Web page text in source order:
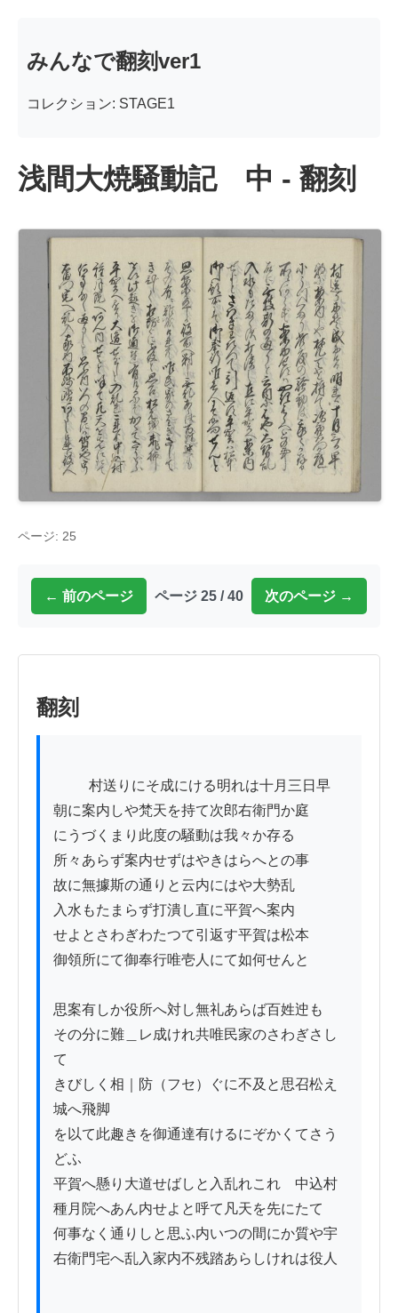
みんなで翻刻ver1
コレクション: STAGE1
浅間大焼騒動記 中 - 翻刻
ページ: 25
← 前のページ ページ 25 / 40 次のページ →
翻刻
朝に案内しや梵天を持て次郎右衛門か庭
にうづくまり此度の騒動は我々か存る
所々あらず案内せずはやきはらへとの事
故に無據斯の通りと云内にはや大勢乱
入水もたまらず打潰し直に平賀へ案内
せよとさわぎわたつて引返す平賀は松本
御領所にて御奉行唯壱人にて如何せんと
思案有しか役所へ対し無礼あらば百姓迚も
その分に難＿レ成けれ共唯民家のさわぎさし
て
きびしく相｜防（フセ）ぐに不及と思召松え
城へ飛脚
を以て此趣きを御通達有けるにぞかくてさう
どふ
平賀へ懸り大道せばしと入乱れこれゟ中込村
種月院へあん内せよと呼て凡天を先にたて
何事なく通りしと思ふ内いつの間にか質や宇
右衛門宅へ乱入家内不残踏あらしけれは役人